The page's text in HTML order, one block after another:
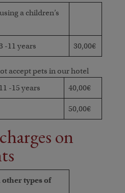
a children’s
-11 years 30,00€
accept pets in our hotel
-15 years
40,00€
50,00€
on
types of